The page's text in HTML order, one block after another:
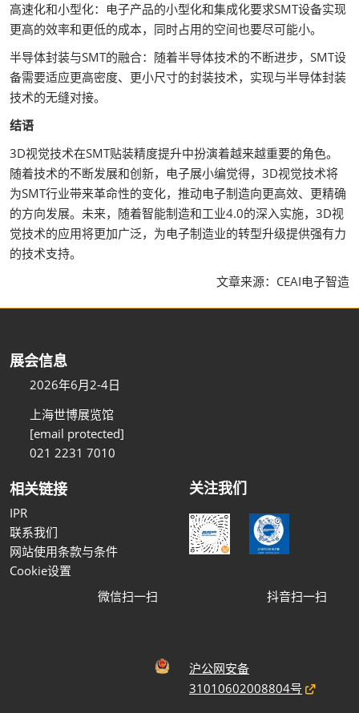
高速化和小型化：电子产品的小型化和集成化要求SMT设备实现
更高的效率和更低的成本，同时占用的空间也要尽可能小。
半导体封装与SMT的融合：随着半导体技术的不断进步，SMT设
备需要适应更高密度、更小尺寸的封装技术，实现与半导体封装
技术的无缝对接。
结语
3D视觉技术在SMT贴装精度提升中扮演着越来越重要的角色。
随着技术的不断发展和创新，电子展小编觉得，3D视觉技术将
为SMT行业带来革命性的变化，推动电子制造向更高效、更精确
的方向发展。未来，随着智能制造和工业4.0的深入实施，3D视
觉技术的应用将更加广泛，为电子制造业的转型升级提供强有力
的技术支持。
文章来源：CEAI电子智造
展会信息
2026年6月2-4日
上海世博展览馆
[email protected]
021 2231 7010
相关链接
IPR
联系我们
网站使用条款与条件
Cookie设置
关注我们
微信扫一扫 抖音扫一扫
沪公网安备
31010602008804号